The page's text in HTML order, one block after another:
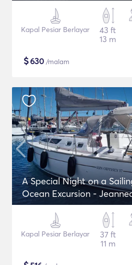
Kapal Pesiar Berlayar
43 ft
13 m
$630 /malam
A Special Night on a
Ocean Excursion -
Kapal Pesiar Berlayar
37 ft
11 m